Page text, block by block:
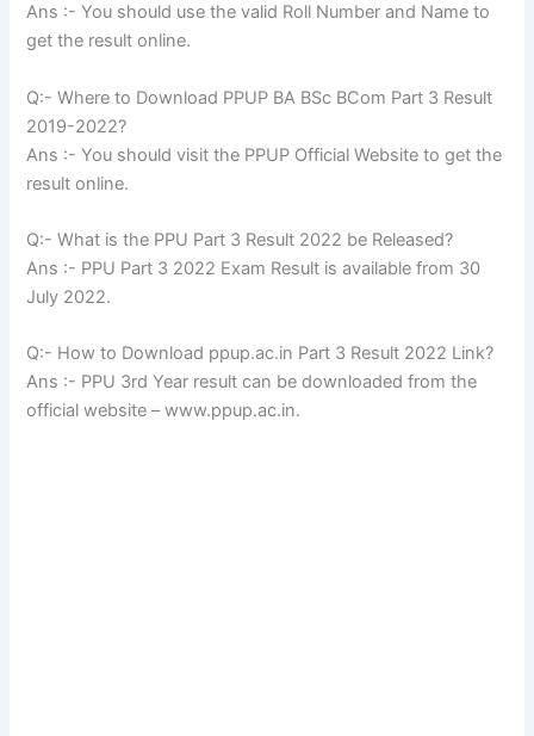
Ans :- You should use the valid Roll Number and Name to
get the result online.
Q:- Where to Download PPUP BA BSc BCom Part 3 Result
2019-2022?
Ans :- You should visit the PPUP Official Website to get the
result online.
Q:- What is the PPU Part 3 Result 2022 be Released?
Ans :- PPU Part 3 2022 Exam Result is available from 30
July 2022.
Q:- How to Download ppup.ac.in Part 3 Result 2022 Link?
Ans :- PPU 3rd Year result can be downloaded from the
official website – www.ppup.ac.in.